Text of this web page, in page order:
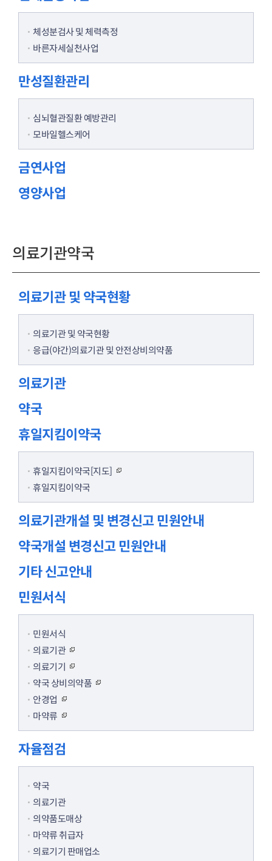
체성분검사 및 체력측정
바른자세실천사업
만성질환관리
심뇌혈관질환 예방관리
모바일헬스케어
금연사업
영양사업
의료기관약국
의료기관 및 약국현황
의료기관 및 약국현황
응급(야간)의료기관 및 안전상비의약품
의료기관
약국
휴일지킴이약국
휴일지킴이약국[지도]
휴일지킴이약국
의료기관개설 및 변경신고 민원안내
약국개설 변경신고 민원안내
기타 신고안내
민원서식
민원서식
의료기관
의료기기
약국 상비의약품
안경업
마약류
자율점검
약국
의료기관
의약품도매상
마약류 취급자
의료기기 판매업소